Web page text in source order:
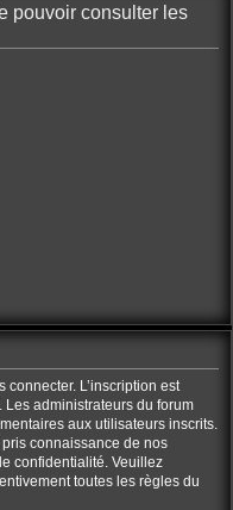
pouvoir consulter les
L’inscription est
administrateurs du forum
aux utilisateurs inscrits.
connaissance de nos
confidentialité. Veuillez
toutes les règles du